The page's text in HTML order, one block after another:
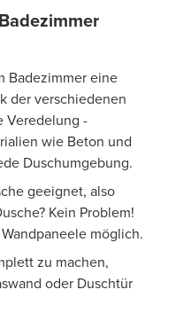
Badezimmer eine
der verschiedenen
Veredelung -
wie Beton und
Duschumgebung.
geeignet, also
Kein Problem!
möglich.
zu machen,
oder Duschtür